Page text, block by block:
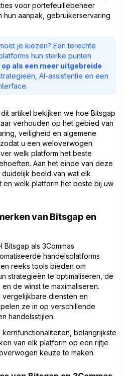
voor portefeuillebeheer
hun aanpak, gebruikerservaring
je kiezen? Een terechte
hun sterke punten
als een meer uitgebreide
AI-assistentie en een
artikel bekijken we hoe Bitsgap
verhouden op het gebied van
veiligheid en algemene
u een weloverwogen
welk platform het beste
Aan het einde van deze
beeld van wat elk
welk platform het beste bij uw
van Bitsgap en
als 3Commas
handelsplatforms
reeks tools bieden om
strategieën te optimaliseren, de
de winst te maximaliseren.
diensten en
ze in op verschillende
handelsstijlen.
belangrijkste
van elk platform op een rijtje
keuze te maken.